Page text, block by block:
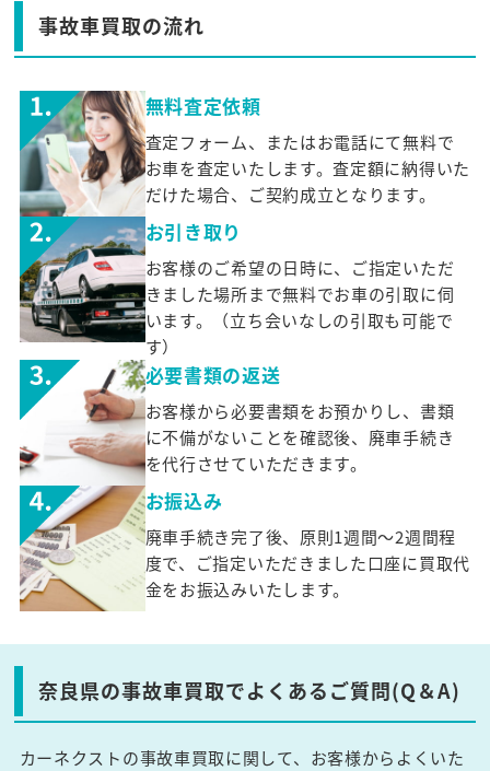
事故車買取の流れ
無料査定依頼
査定フォーム、またはお電話にて無料で
お車を査定いたします。査定額に納得いた
だけた場合、ご契約成立となります。
お引き取り
お客様のご希望の日時に、ご指定いただ
きました場所まで無料でお車の引取に伺
います。（立ち会いなしの引取も可能で
す）
必要書類の返送
お客様から必要書類をお預かりし、書類
に不備がないことを確認後、廃車手続き
を代行させていただきます。
お振込み
廃車手続き完了後、原則1週間～2週間程
度で、ご指定いただきました口座に買取代
金をお振込みいたします。
奈良県の事故車買取でよくあるご質問(Q＆A)
カーネクストの事故車買取に関して、お客様からよくいた